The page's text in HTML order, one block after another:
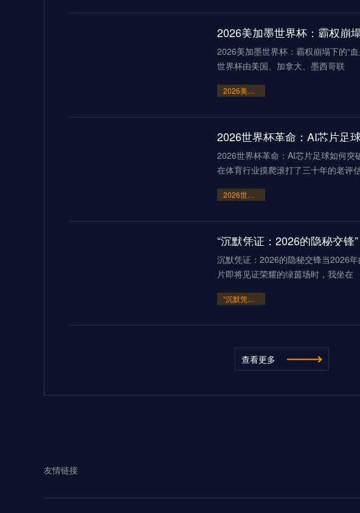
2026美加墨世界杯：霸权崩
2026美加墨世界杯：霸权崩塌下的“
世界杯由美国、加拿大、墨西哥联
2026美加墨世界杯：霸权崩塌下的“血火”狂欢
2026世界杯革命：AI芯片足球如何突
在体育行业摸爬滚打了三十年的老评
2026世界杯革命：AI芯片足球如何突破射门速度的物理极限
“沉默凭证：2026的隐秘交锋”
沉默凭证：2026的隐秘交锋当2026
片即将见证荣耀的绿茵场时，我坐在
“沉默凭证：2026的隐秘交锋”
多伦多BMOField扩容至45,500座的
查看更多
友情链接